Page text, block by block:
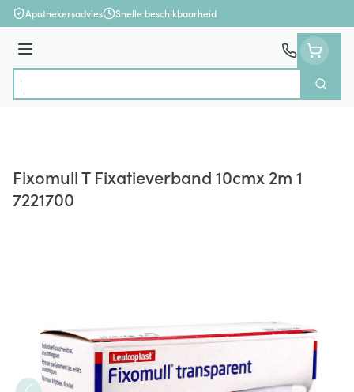
Ga naar de inhoud
Apothekersadvies Snelle beschikbaarheid
Menu
Product, merk, categorie...
Zoek
Fixomull T Fixatieverband 10cmx 2m 1
7221700